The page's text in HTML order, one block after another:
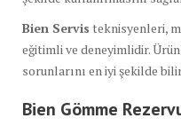
Bien Servis teknisyenleri,
eğitimli ve deneyimlidir.
sorunlarını en iyi şekilde
Bien Gömme